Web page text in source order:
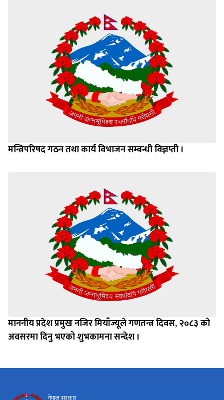
मन्त्रिपरिषद गठन तथा कार्य विभाजन सम्बन्धी विज्ञप्ती ।
माननीय प्रदेश प्रमुख नजिर मियाँज्यूले गणतन्त्र दिवस, २०८३ को
अवसरमा दिनु भएको शुभकामना सन्देश ।